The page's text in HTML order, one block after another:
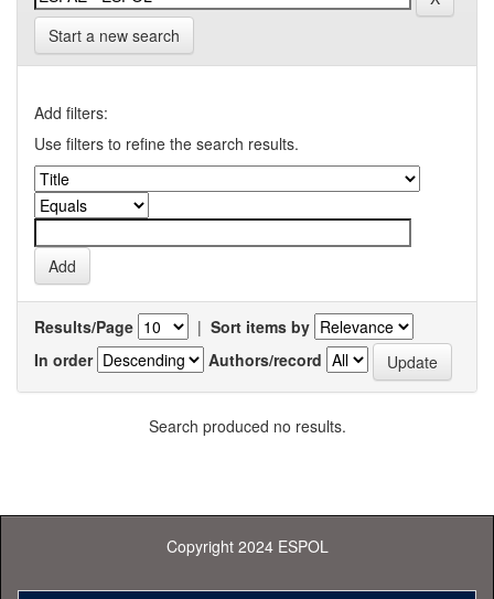
Start a new search
Add filters:
Use filters to refine the search results.
Results/Page | Sort items by
In order
Authors/record
Search produced no results.
Copyright 2024 ESPOL